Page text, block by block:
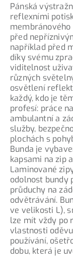
Pánská
reflexními
před
například před
díky svému
viditelnost
různých
osvětlení
každý, kdo je
profesí: práce
ambulantní a
služby,
plochách s
Bunda je
kapsami na zip
Laminované
odolnost bundy
průduchy na
odvětrávání.
ve velikosti L),
lze mít vždy po
vlastnosti
používání,
dobu, která je